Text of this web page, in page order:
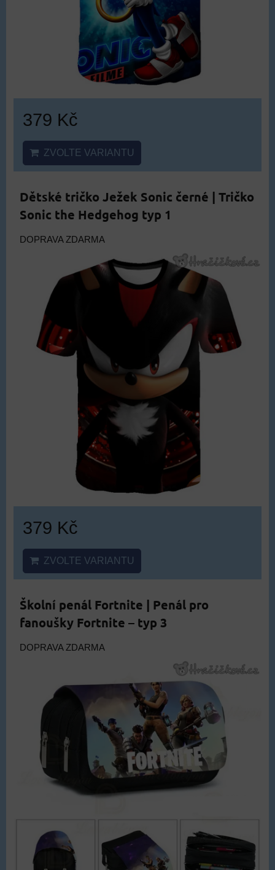
379 Kč
ZVOLTE VARIANTU
Dětské tričko Ježek Sonic černé | Tričko
Sonic the Hedgehog typ 1
DOPRAVA ZDARMA
379 Kč
ZVOLTE VARIANTU
Školní penál Fortnite | Penál pro
fanoušky Fortnite – typ 3
DOPRAVA ZDARMA